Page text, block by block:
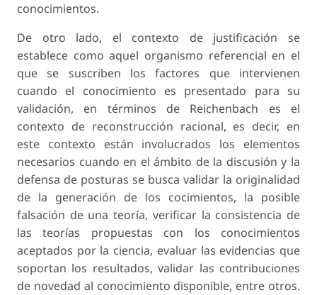
conocimientos.
De otro lado, el contexto de justificación se
establece como aquel organismo referencial en el
que se suscriben los factores que intervienen
cuando el conocimiento es presentado para su
validación, en términos de Reichenbach es el
contexto de reconstrucción racional, es decir, en
este contexto están involucrados los elementos
necesarios cuando en el ámbito de la discusión y la
defensa de posturas se busca validar la originalidad
de la generación de los cocimientos, la posible
falsación de una teoría, verificar la consistencia de
las teorías propuestas con los conocimientos
aceptados por la ciencia, evaluar las evidencias que
soportan los resultados, validar las contribuciones
de novedad al conocimiento disponible, entre otros.